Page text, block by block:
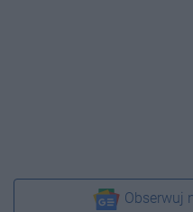
Obserwuj